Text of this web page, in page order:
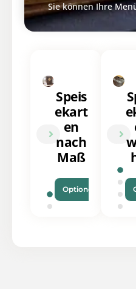
Sie können Ihre
Speis
ekart
en
nach
Maß
Optionen